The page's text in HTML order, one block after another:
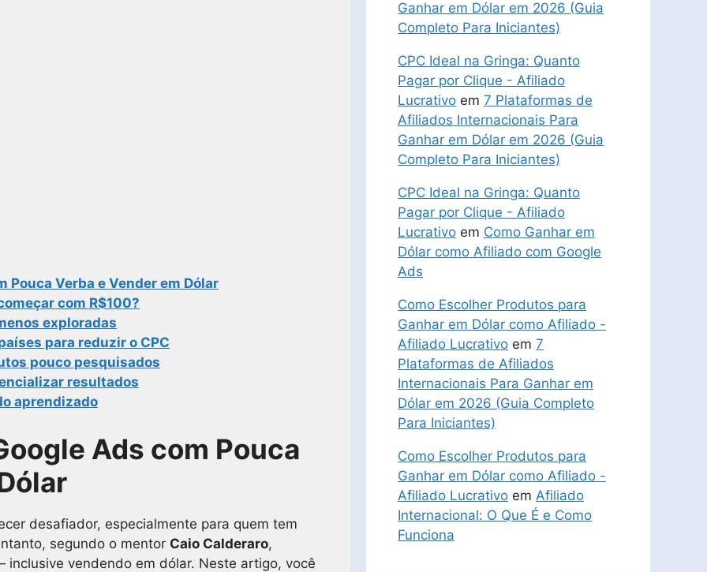
Pouca Verba e Vender em Dólar
com R$100?
exploradas
para reduzir o CPC
pouco pesquisados
resultados
aprendizado
Ads com Pouca
desafiador, especialmente para quem tem
segundo o mentor Caio Calderaro,
vendendo em dólar. Neste artigo, você
Ganhar em Dólar em 2026 (Guia
Completo Para Iniciantes)
CPC Ideal na Gringa: Quanto
Pagar por Clique - Afiliado
Lucrativo em 7 Plataformas de
Afiliados Internacionais Para
Ganhar em Dólar em 2026 (Guia
Completo Para Iniciantes)
CPC Ideal na Gringa: Quanto
Pagar por Clique - Afiliado
Lucrativo em Como Ganhar em
Dólar como Afiliado com Google
Ads
Como Escolher Produtos para
Ganhar em Dólar como Afiliado -
Afiliado Lucrativo em 7
Plataformas de Afiliados
Internacionais Para Ganhar em
Dólar em 2026 (Guia Completo
Para Iniciantes)
Como Escolher Produtos para
Ganhar em Dólar como Afiliado -
Afiliado Lucrativo em Afiliado
Internacional: O Que É e Como
Funciona